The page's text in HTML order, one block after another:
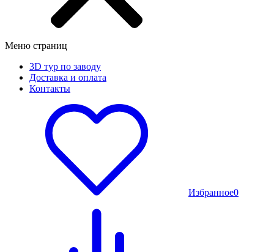
Меню страниц
3D тур по заводу
Доставка и оплата
Контакты
Избранное0